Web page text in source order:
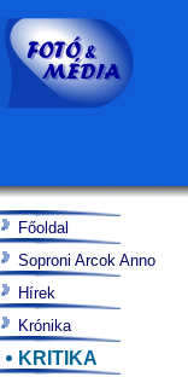
Főoldal
Soproni Arcok Anno
Hírek
Krónika
KRITIKA